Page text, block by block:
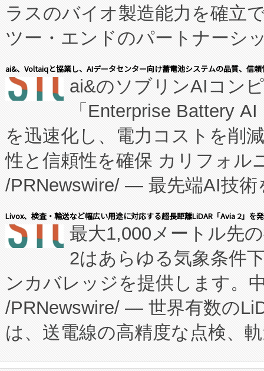
ラスのバイオ製造能力を確立
ツー・エンドのパートナーシ
表しました。 同社の実績ある
manufacturing™ (FCCM™) プ
たNeXは、バイオ医薬品製造
従来のフェッドバッチ施設の
に、患者やサプライチェーン
キー方式で拡張性が高く、持
す。FCCM‑を活用した現地生
患者にとっての費用負担を大
のアクセスを大幅に拡大する
Fully-Connected Continuous
プログラムには、施設設計・
に関する技術移転および知的
構造化トレーニングカリキュ
ai&、Voltaiqと協業し、AIデータセンター向け蓄電池システムの品質、信
ai&のソブリンAIコン
「Enterprise Battery
を迅速化し、電力コストを削
性と信頼性を確保 カリフォル
/PRNewswire/ — 最先端AI技術
会社エーアイ・アンド：本社
President原信平）と、エンタ
ードするVoltaiqは、日本にあ
ーエネルギー貯蔵システム（
た。 Voltaiq独自のAI搭載プラ
定、統合、導入、運用に至る
安全性を追跡し、確保する事
Livox、検査・輸送など幅広い用途に対応する超長距離LiDAR「Avia 2」を
最大1,000メートル先
2はあらゆる気象条件
ンカバレッジを提供します。
/PRNewswire/ — 世界有数の
は、送電線の高精度な点検、
や穀物倉庫におけるバルク材